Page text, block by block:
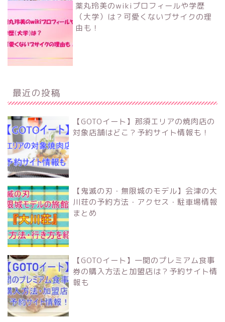
薬丸玲美のwikiプロフィールや学歴
（大学）は？可愛くないブサイクの理
由も！
最近の投稿
【GOTOイート】那須エリアの焼肉店の
対象店舗はどこ？予約サイト情報も！
【鬼滅の刃・無限城のモデル】会津の大
川荘の予約方法・アクセス・駐車場情報
まとめ
【GOTOイート】一関のプレミアム食事
券の購入方法と加盟店は？予約サイト情
報も